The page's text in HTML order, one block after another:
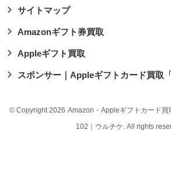
サイトマップ
Amazonギフト券買取
Appleギフト買取
スポンサー｜Appleギフトカード買取
© Copyright 2026 Amazon・Appleギフトカード買
102｜ウルチケ. All rights